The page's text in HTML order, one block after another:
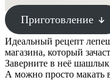
Приготовление
Идеальный рецепт
магазина, который
Заверните в неё
А можно просто макать